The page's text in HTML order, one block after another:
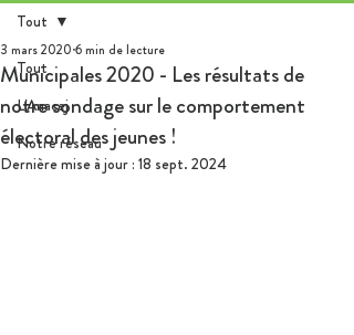
Tout
L'Anacej
Notre réseau
Tout
Municipales 2020 - Les résultats de
notre sondage sur le comportement
électoral des jeunes !
3 mars 2020 6 min de lecture
Dernière mise à jour : 18 sept. 2024